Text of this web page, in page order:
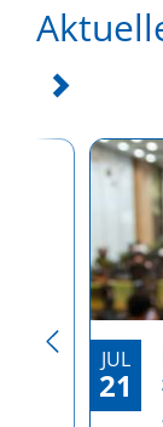
JUL
21